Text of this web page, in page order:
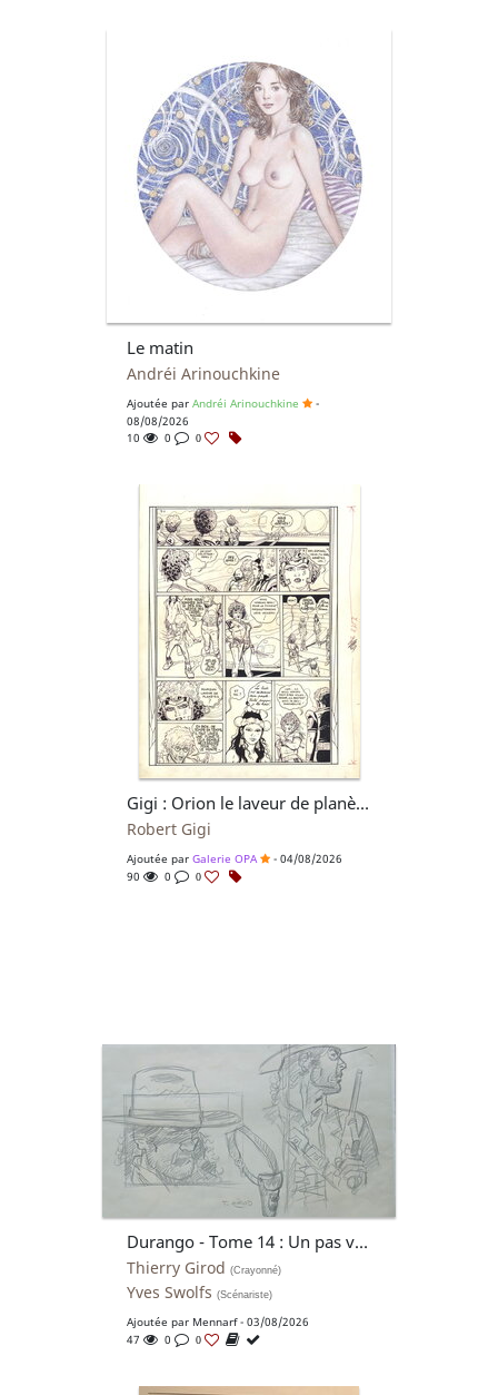
Le matin
Andréi Arinouchkine
Ajoutée par Andréi Arinouchkine
-
08/08/2026
10
0 0
Gigi : Orion le laveur de planètes planche 40
Robert Gigi
Ajoutée par Galerie OPA
- 04/08/2026
90
0 0
Durango - Tome 14 : Un pas vers l'enfer - Girod
Thierry Girod (Crayonné)
Yves Swolfs (Scénariste)
Ajoutée par Mennarf- 03/08/2026
47
0 0